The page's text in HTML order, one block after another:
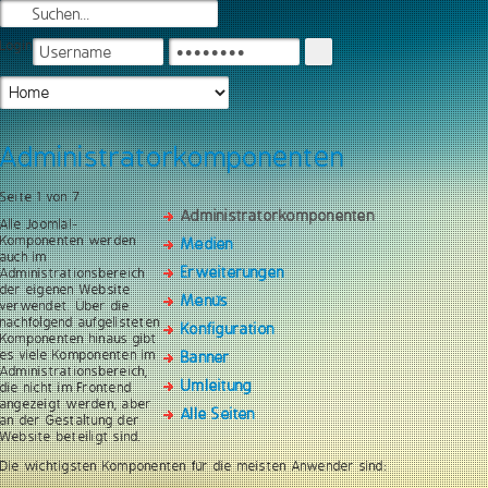
Login
Administratorkomponenten
Administratorkomponenten
Medien
Erweiterungen
Menüs
Konfiguration
Banner
Umleitung
Alle Seiten
Seite 1 von 7
Alle Joomla!-
Komponenten werden
auch im
Administrationsbereich
der eigenen Website
verwendet. Über die
nachfolgend aufgelisteten
Komponenten hinaus gibt
es viele Komponenten im
Administrationsbereich,
die nicht im Frontend
angezeigt werden, aber
an der Gestaltung der
Website beteiligt sind.
Die wichtigsten Komponenten für die meisten Anwender sind: